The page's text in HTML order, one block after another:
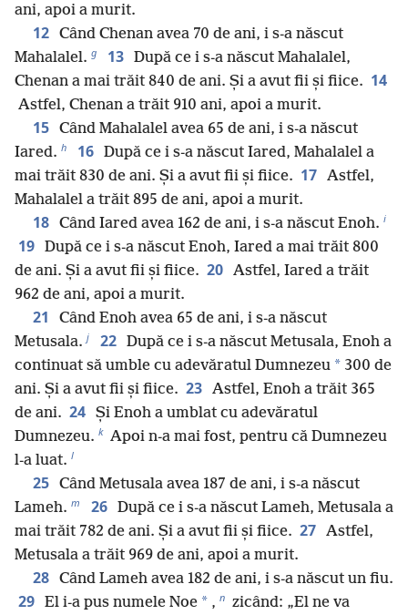
ani, apoi a murit.
12 Când Chenan avea 70 de ani, i s-a născut
Mahalalel. g 13 După ce i s-a născut Mahalalel,
Chenan a mai trăit 840 de ani. Și a avut fii și fiice. 14
Astfel, Chenan a trăit 910 ani, apoi a murit.
15 Când Mahalalel avea 65 de ani, i s-a născut
Iared. h 16 După ce i s-a născut Iared, Mahalalel a
mai trăit 830 de ani. Și a avut fii și fiice. 17 Astfel,
Mahalalel a trăit 895 de ani, apoi a murit.
18 Când Iared avea 162 de ani, i s-a născut Enoh. i
19 După ce i s-a născut Enoh, Iared a mai trăit 800
de ani. Și a avut fii și fiice. 20 Astfel, Iared a trăit
962 de ani, apoi a murit.
21
Când Enoh avea 65 de ani, i s-a născut
Metusala. j 22 După ce i s-a născut Metusala, Enoh a
continuat să umble cu adevăratul Dumnezeu * 300 de
ani. Și a avut fii și fiice. 23 Astfel, Enoh a trăit 365
de ani. 24 Și Enoh a umblat cu adevăratul
Dumnezeu. k Apoi n-a mai fost, pentru că Dumnezeu
l-a luat. l
25 Când Metusala avea 187 de ani, i s-a născut
Lameh. m 26 După ce i s-a născut Lameh, Metusala a
mai trăit 782 de ani. Și a avut fii și fiice. 27 Astfel,
Metusala a trăit 969 de ani, apoi a murit.
28 Când Lameh avea 182 de ani, i s-a născut un fiu.
29 El i-a pus numele Noe * , n zicând: „El ne va